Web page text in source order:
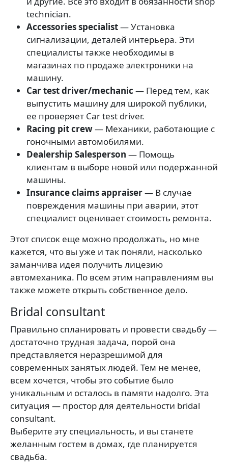
technician.
Accessories specialist— Установка
сигнализации, деталей интерьера. Эти
специалисты также необходимы в
магазинах по продаже электроники на
машину.
Car test driver/mechanic — Перед тем, как
выпустить машину для широкой публики,
ее проверяет Car test driver.
Racing pit crew— Механики, работающие с
гоночными автомобилями.
Dealership Salesperson — Помощь
клиентам в выборе новой или подержанной
машины.
Insurance claims appraiser— В случае
повреждения машины при аварии, этот
специалист оценивает стоимость ремонта.
Этот список еще можно продолжать, но мне
кажется, что вы уже и так поняли, насколько
заманчива идея получить лицезию
автомеханика. По всем этим направлениям вы
также можете открыть собственное дело.
Bridal consultant
Правильно спланировать и провести свадьбу —
достаточно трудная задача, порой она
представляется неразрешимой для
современных занятых людей. Тем не менее,
всем хочется, чтобы это событие было
уникальным и осталось в памяти надолго. Эта
ситуация — простор для деятельности bridal
consultant.
Выберите эту специальность, и вы станете
желанным гостем в домах, где планируется
свадьба.